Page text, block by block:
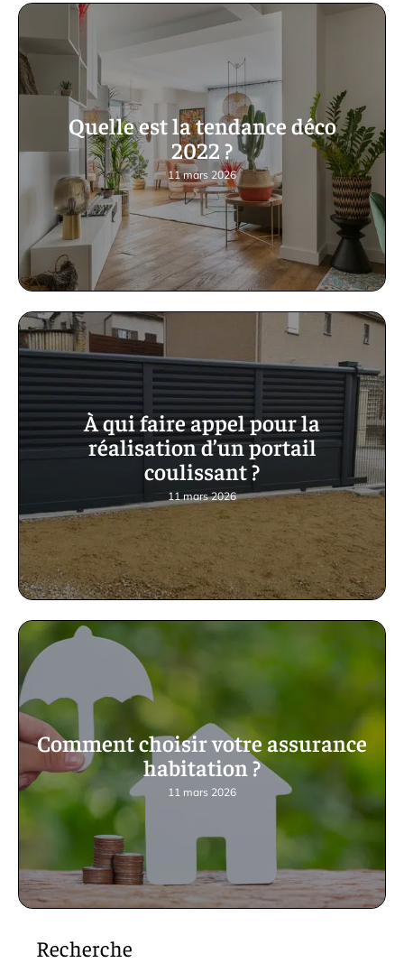
Quelle est la tendance déco
2022 ?
11 mars 2026
À qui faire appel pour la
réalisation d’un portail
coulissant ?
11 mars 2026
Comment choisir votre assurance
habitation ?
11 mars 2026
Recherche